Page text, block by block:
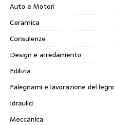
Auto e Motori
Ceramica
Consulenze
Design e arredamento
Edilizia
Falegnami e lavorazione del
Idraulici
Meccanica